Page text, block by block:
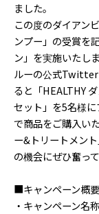
ました。
この度のダイアン
ンプー」の受賞を
ン」を実施いたし
ルーの公式Twitter
ると「HEALTHY
セット」を5名様
で商品をご購入い
ー&トリートメン
の機会にぜひ奮っ
■キャンペーン概要
・キャンペーン名